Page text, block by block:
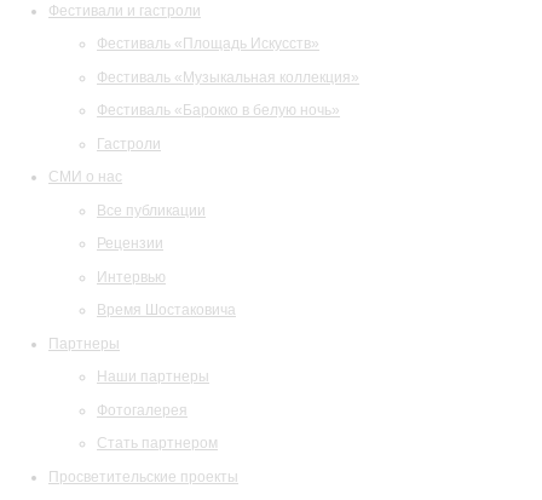
Фестивали и гастроли
Фестиваль «Площадь Искусств»
Фестиваль «Музыкальная коллекция»
Фестиваль «Барокко в белую ночь»
Гастроли
СМИ о нас
Все публикации
Рецензии
Интервью
Время Шостаковича
Партнеры
Наши партнеры
Фотогалерея
Стать партнером
Просветительские проекты